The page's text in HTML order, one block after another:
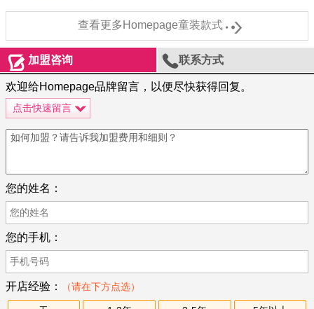
查看更多Homepage童装款式
加盟咨询 联系方式
欢迎给Homepage品牌留言，以便尽快获得回复。
点击快速留言
您的姓名：
您的手机：
开店经验： （请在下方点选）